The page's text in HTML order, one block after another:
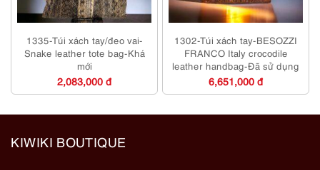
1335-Túi xách tay/đeo vai-
Snake leather tote bag-Khá
mới
2,083,000 đ
1302-Túi xách tay-BESOZZI
FRANCO Italy crocodile
leather handbag-Đã sử dụng
6,651,000 đ
KIWIKI BOUTIQUE